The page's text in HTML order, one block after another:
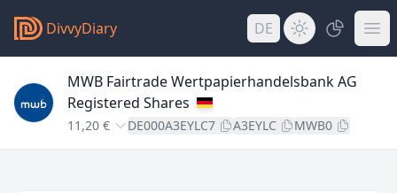
DivvyDiary DE
MWB Fairtrade Wertpapierhandelsbank AG
Registered Shares
11,20 € DE000A3EYLC7 A3EYLC MWB0